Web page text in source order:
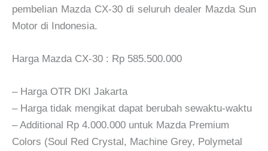
pembelian Mazda CX-30 di seluruh dealer Mazda Sun
Motor di Indonesia.
Harga Mazda CX-30 : Rp 585.500.000
– Harga OTR DKI Jakarta
– Harga tidak mengikat dapat berubah sewaktu-waktu
– Additional Rp 4.000.000 untuk Mazda Premium
Colors (Soul Red Crystal, Machine Grey, Polymetal